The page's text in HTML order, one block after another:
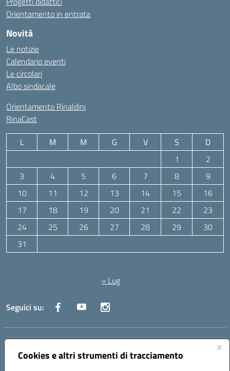
Cookies e altri strumenti di tracciamento
Orientamento in entrata
Novità
Le notizie
Calendario eventi
Le circolari
Albo sindacale
Orientamento Rinaldini
RinaCast
L M M G V S
D
1
2
3
4 5 6 7 8
9
10
11 12 13 14 15
16
17
18 19 20 21 22
23
24
25 26 27 28 29
30
31
« Lug
Seguici su:
Indirizzo:Via Canale 1, Ancona
Centralino:071 204723 Email:anpc010006@istruzione.it